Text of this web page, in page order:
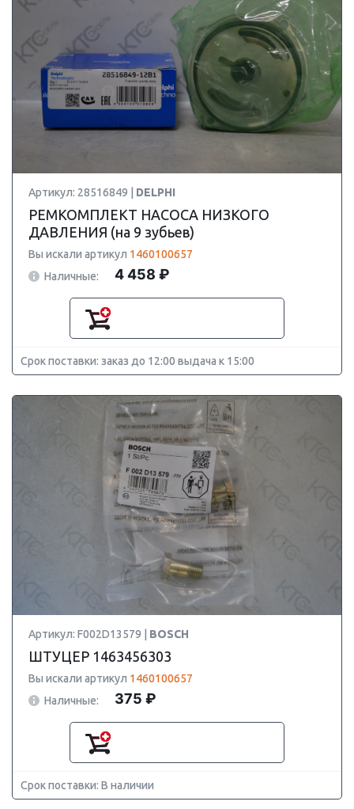
Артикул: 28516849 | DELPHI
РЕМКОМПЛЕКТ НАСОСА НИЗКОГО
ДАВЛЕНИЯ (на 9 зубьев)
Вы искали артикул 1460100657
Наличные:
4 458 ₽
Срок поставки: заказ до 12:00 выдача к 15:00
Артикул: F002D13579 | BOSCH
ШТУЦЕР 1463456303
Вы искали артикул 1460100657
Наличные:
375 ₽
Срок поставки: В наличии